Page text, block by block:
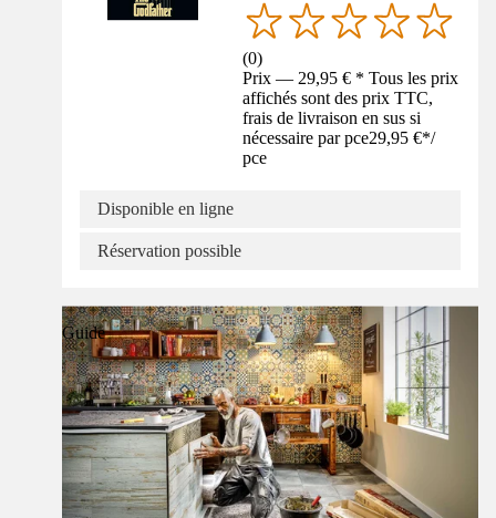
(0)
Prix — 29,95 € * Tous les prix
affichés sont des prix TTC,
frais de livraison en sus si
nécessaire par pce29,95 €*/
pce
Disponible en ligne
Réservation possible
Guide